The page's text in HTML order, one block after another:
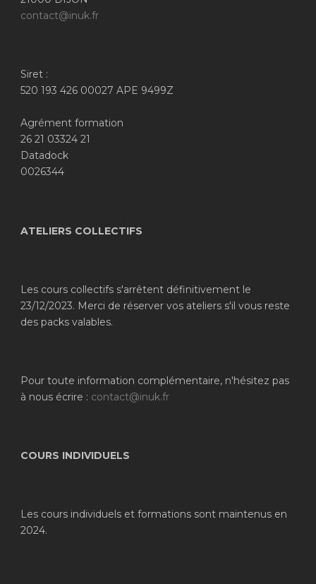
contact@inuk.fr
Siret :
520 193 426 00027 APE 9499Z
Agrément formation
26 21 03324 21
Datadock
0026344
ATELIERS COLLECTIFS
Les cours collectifs s'arrêtent définitivement le
23/12/2023. Merci de réserver vos ateliers s'il vous reste
des packs valables.
Pour toute information complémentaire, n'hésitez pas
à nous écrire : contact@inuk.fr
COURS INDIVIDUELS
Les cours individuels et formations sont maintenus en
2024.